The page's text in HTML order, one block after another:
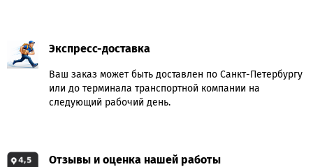
Экспресс-доставка
Ваш заказ может быть доставлен по Санкт-Петербургу
или до терминала транспортной компании на
следующий рабочий день.
Отзывы и оценка нашей работы